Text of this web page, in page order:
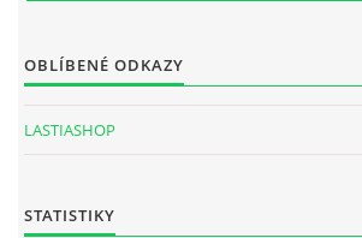
OBLÍBENÉ ODKAZY
LASTIASHOP
STATISTIKY